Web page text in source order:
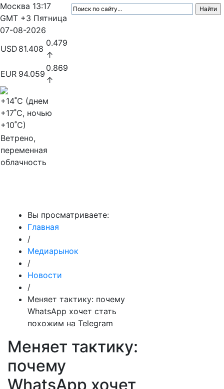
Москва 13:17
GMT +3 Пятница
07-08-2026
USD 81.408
0.479
↑
EUR 94.059
0.869
↑
+14˚C (днем
+17˚C, ночью
+10˚C)
Ветрено,
переменная
облачность
Вы просматриваете:
Главная
/
Медиарынок
/
Новости
/
Меняет тактику: почему
WhatsApp хочет стать
похожим на Telegram
Меняет тактику:
почему
WhatsApp хочет